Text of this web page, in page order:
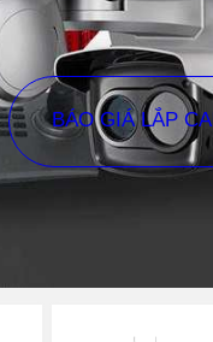
BÁO GIÁ LẮP